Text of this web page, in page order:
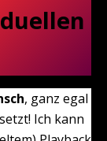
, ganz egal
Ich kann